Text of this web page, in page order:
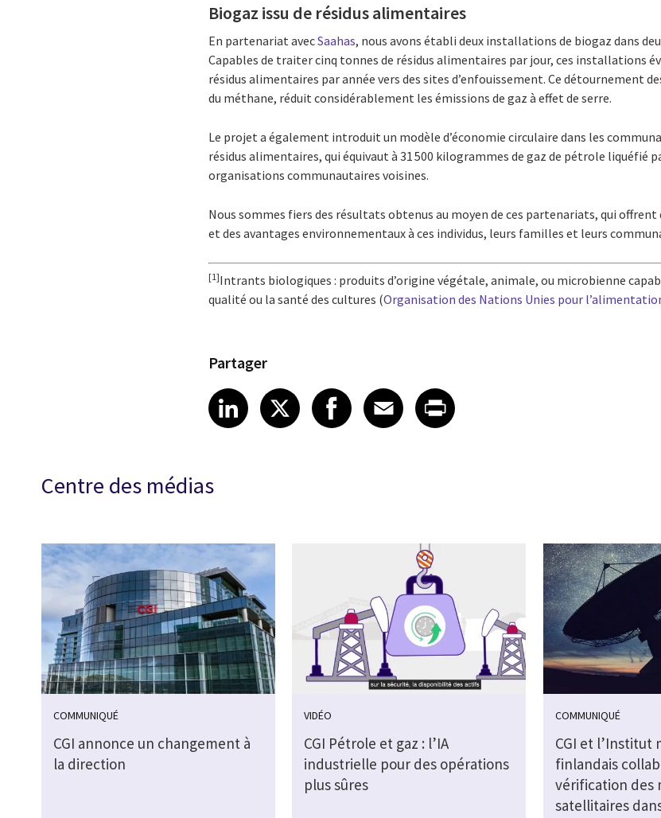
Biogaz issu de résidus alimentaires
En partenariat avecSaahas, nous avons établi deux installations de biogaz dans
Capables de traiter cinq tonnes de résidus alimentaires par jour, ces installations
résidus alimentaires par année vers des sites d’enfouissement. Ce détournement
du méthane, réduit considérablement les émissions de gaz à effet de serre.
Le projet a également introduit un modèle d’économie circulaire dans les
résidus alimentaires, qui équivaut à 31 500 kilogrammes de gaz de pétrole liquéfié
organisations communautaires voisines.
Nous sommes fiers des résultats obtenus au moyen de ces partenariats, qui
et des avantages environnementaux à ces individus, leurs familles et leurs
[1]Intrants biologiques : produits d’origine végétale, animale, ou microbienne
qualité ou la santé des cultures (Organisation des Nations Unies pour
Partager
Share article on LinkedIn
LinkedIn
Share article on X
XShare article on Facebook
Facebook
Share article on Email
Email
Share article on Print
Centre des médias
COMMUNIQUÉ
CGI annonce un changement à
la direction
VIDÉO
CGI Pétrole et gaz : l’IA
industrielle pour des opérations
plus sûres
COMMUNIQUÉ
CGI et l’Institut
finlandais
vérification des
satellitaires